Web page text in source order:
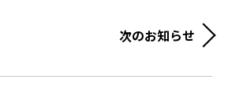
次のお知らせ